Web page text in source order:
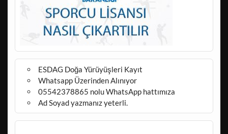
ESDAG Doğa Yürüyüşleri Kayıt
Whatsapp Üzerinden Alınıyor
05542378865 nolu WhatsApp hattımıza
Ad Soyad yazmanız yeterli.